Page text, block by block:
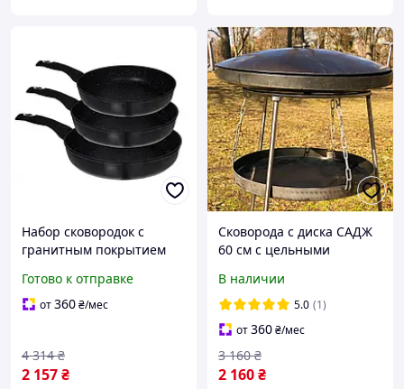
Набор сковородок с
гранитным покрытием
сковорода для жарки с
толстым дном
Готово к отправке
от360₴/мес
2 157₴
4 314 ₴
Сковорода с диска САДЖ
60 см с цельными
для жарки мяса на
природе, Сковородка
гриль для костра
туристическая
В наличии
5.0 (1)
от360₴/мес
2 160₴
3 160 ₴